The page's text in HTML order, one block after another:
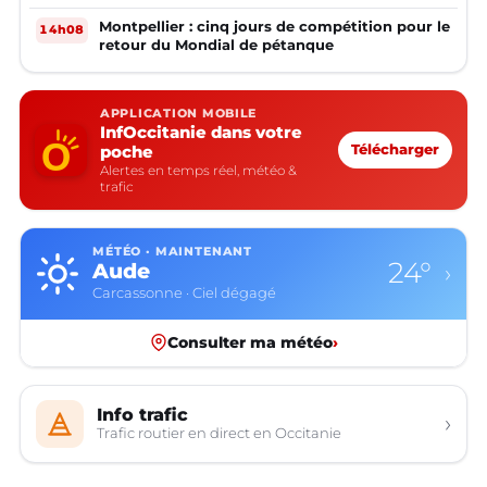
14h08
Montpellier : cinq jours de compétition pour le
retour du Mondial de pétanque
APPLICATION MOBILE
InfOccitanie dans votre
poche
Alertes en temps réel, météo &
trafic
Télécharger
MÉTÉO · MAINTENANT
Aude
Carcassonne · Ciel dégagé
24° ›
Consulter ma météo›
Info trafic
Trafic routier en direct en Occitanie ›